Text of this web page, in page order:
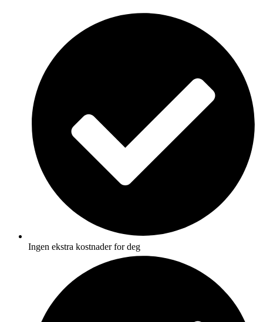
Ingen ekstra kostnader for deg